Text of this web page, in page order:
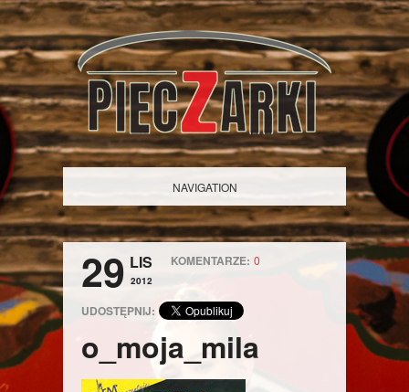
NAVIGATION
29 LIS
2012
KOMENTARZE: 0
UDOSTĘPNIJ:
o_moja_mila